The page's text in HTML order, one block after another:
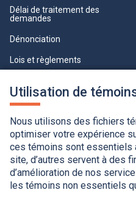
Utilisation de
Nous utilisons des fichiers
optimiser votre expérience
ces témoins sont essentiels
site, d’autres servent à des
d’amélioration de nos
les témoins non essentiels
Délai de traitement des
demandes
Dénonciation
Lois et règlements
professionnelle
Accessibilité
Application de